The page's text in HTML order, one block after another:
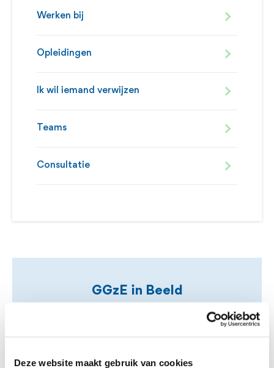
Deze website maakt gebruik van cookies
Werken bij
Opleidingen
Ik wil iemand verwijzen
Teams
Consultatie
GGzE in Beeld